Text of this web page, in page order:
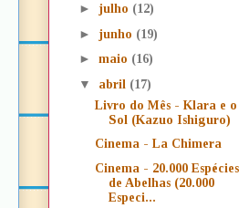
► julho (12)
► junho (19)
► maio (16)
▼ abril (17)
Livro do Mês - Klara e o
Sol (Kazuo Ishiguro)
Cinema - La Chimera
Cinema - 20.000 Espécies
de Abelhas (20.000
Especi...